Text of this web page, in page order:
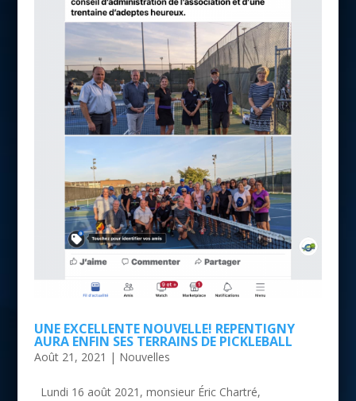
UNE EXCELLENTE NOUVELLE! REPENTIGNY
AURA ENFIN SES TERRAINS DE PICKLEBALL
Août 21, 2021 | Nouvelles
Lundi 16 août 2021, monsieur Éric Chartré,